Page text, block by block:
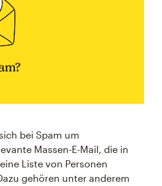
bei Spam um
Massen-E-Mail, die in
Liste von Personen
gehören unter anderem